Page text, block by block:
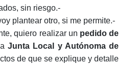
sin riesgo.-
plantear otro, si me permite.-
quiero realizar un pedido de
Junta Local y Autónoma de
de que se explique y detalle